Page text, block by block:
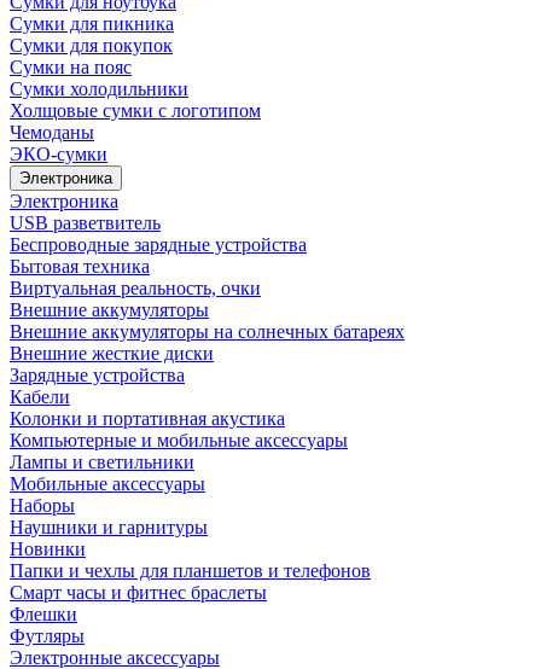
Сумки для пикника
Сумки для покупок
Сумки на пояс
Сумки холодильники
Холщовые сумки с логотипом
Чемоданы
ЭКО-сумки
Электроника
Электроника
USB разветвитель
Беспроводные зарядные устройства
Бытовая техника
Виртуальная реальность, очки
Внешние аккумуляторы
Внешние аккумуляторы на солнечных батареях
Внешние жесткие диски
Зарядные устройства
Кабели
Колонки и портативная акустика
Компьютерные и мобильные аксессуары
Лампы и светильники
Мобильные аксессуары
Наборы
Наушники и гарнитуры
Новинки
Папки и чехлы для планшетов и телефонов
Смарт часы и фитнес браслеты
Флешки
Футляры
Электронные аксессуары